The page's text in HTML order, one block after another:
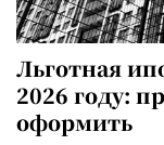
Льготная
2026 году:
оформить